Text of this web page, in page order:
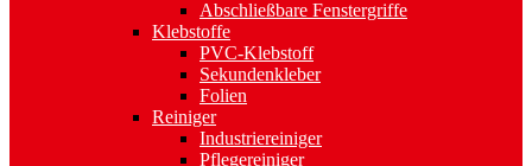
Abschließbare Fenstergriffe
Klebstoffe
PVC-Klebstoff
Sekundenkleber
Folien
Reiniger
Industriereiniger
Pflegereiniger